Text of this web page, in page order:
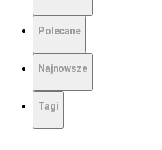
Polecane
Najnowsze
Tagi